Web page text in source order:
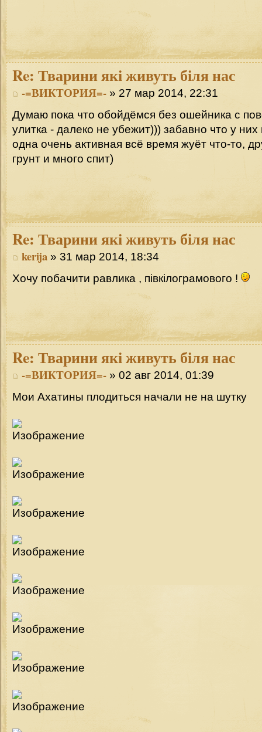
Re: Тварини які живуть біля нас
-=ВИКТОРИЯ=- » 27 мар 2014, 22:31
Думаю пока что обойдёмся без ошейника с
улитка - далеко не убежит))) забавно что у
одна очень активная всё время жуёт что-то,
грунт и много спит)
Re: Тварини які живуть біля нас
kerija » 31 мар 2014, 18:34
Хочу побачити равлика , півкілограмового !
Re: Тварини які живуть біля нас
-=ВИКТОРИЯ=- » 02 авг 2014, 01:39
Мои Ахатины плодиться начали не на шутку